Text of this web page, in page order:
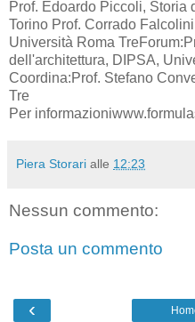
Prof. Edoardo Piccoli, Storia
Torino Prof. Corrado
Università Roma
dell'architettura, DIPSA,
Coordina:Prof. Stefano
Tre
Per
Piera Storari alle 12:23
Nessun commento:
Posta un commento
‹